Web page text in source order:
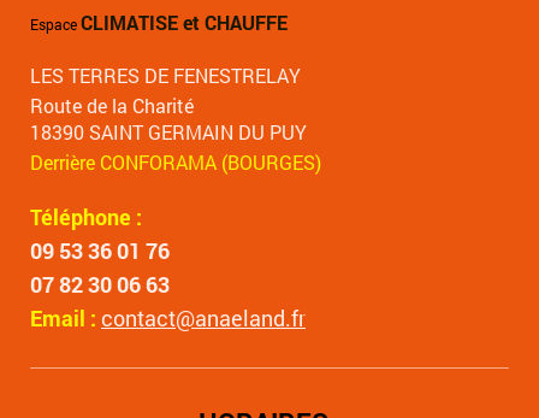
EspaceCLIMATISE et CHAUFFE
LES TERRES DE FENESTRELAY
Route de la Charité
18390 SAINT GERMAIN DU PUY
Derrière CONFORAMA (BOURGES)
Téléphone :
09 53 36 01 76
07 82 30 06 63
Email : contact@anaeland.fr